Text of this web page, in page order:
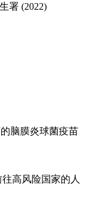
署 (2022)
脑膜炎球菌疫苗
高风险国家的人